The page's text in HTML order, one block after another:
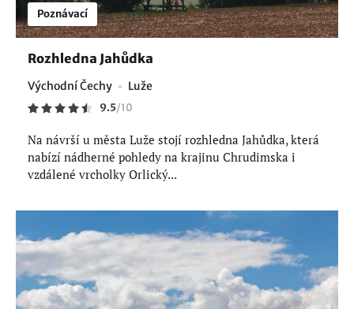
Poznávací
Rozhledna Jahůdka
Východní Čechy Luže
9.5/10
Na návrší u města Luže stojí rozhledna Jahůdka, která
nabízí nádherné pohledy na krajinu Chrudimska i
vzdálené vrcholky Orlický...